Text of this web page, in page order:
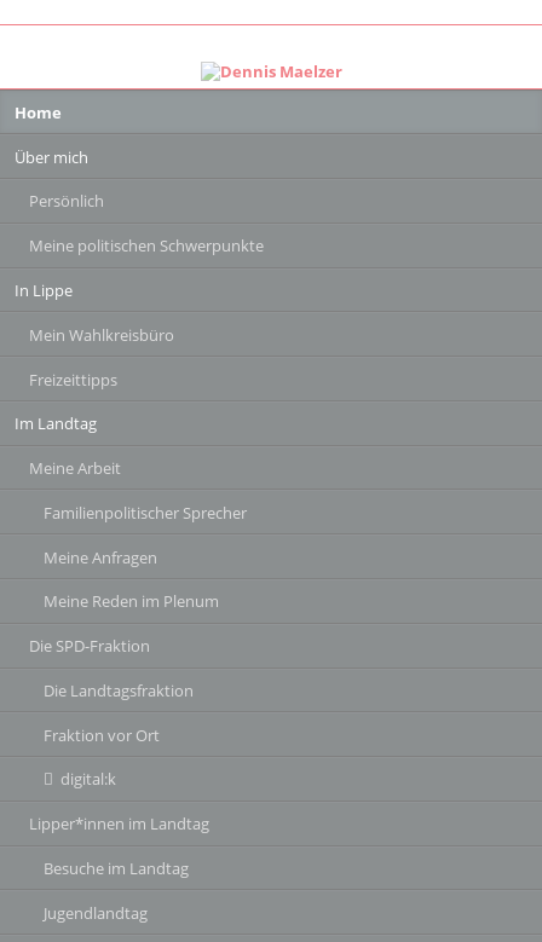
überspringen
Home
Über mich
Persönlich
Meine politischen Schwerpunkte
In Lippe
Mein Wahlkreisbüro
Freizeittipps
Im Landtag
Meine Arbeit
Familienpolitischer Sprecher
Meine Anfragen
Meine Reden im Plenum
Die SPD-Fraktion
Die Landtagsfraktion
Fraktion vor Ort
digital:k
Lipper*innen im Landtag
Besuche im Landtag
Jugendlandtag